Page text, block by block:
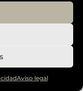
Aviso legal